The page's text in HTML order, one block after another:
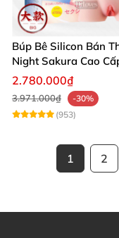
Búp Bê Silicon Bán
Night Sakura Cao
Rung Đa Chức Năng
2.780.000₫
3.971.000₫
-30%
(953)
1 2